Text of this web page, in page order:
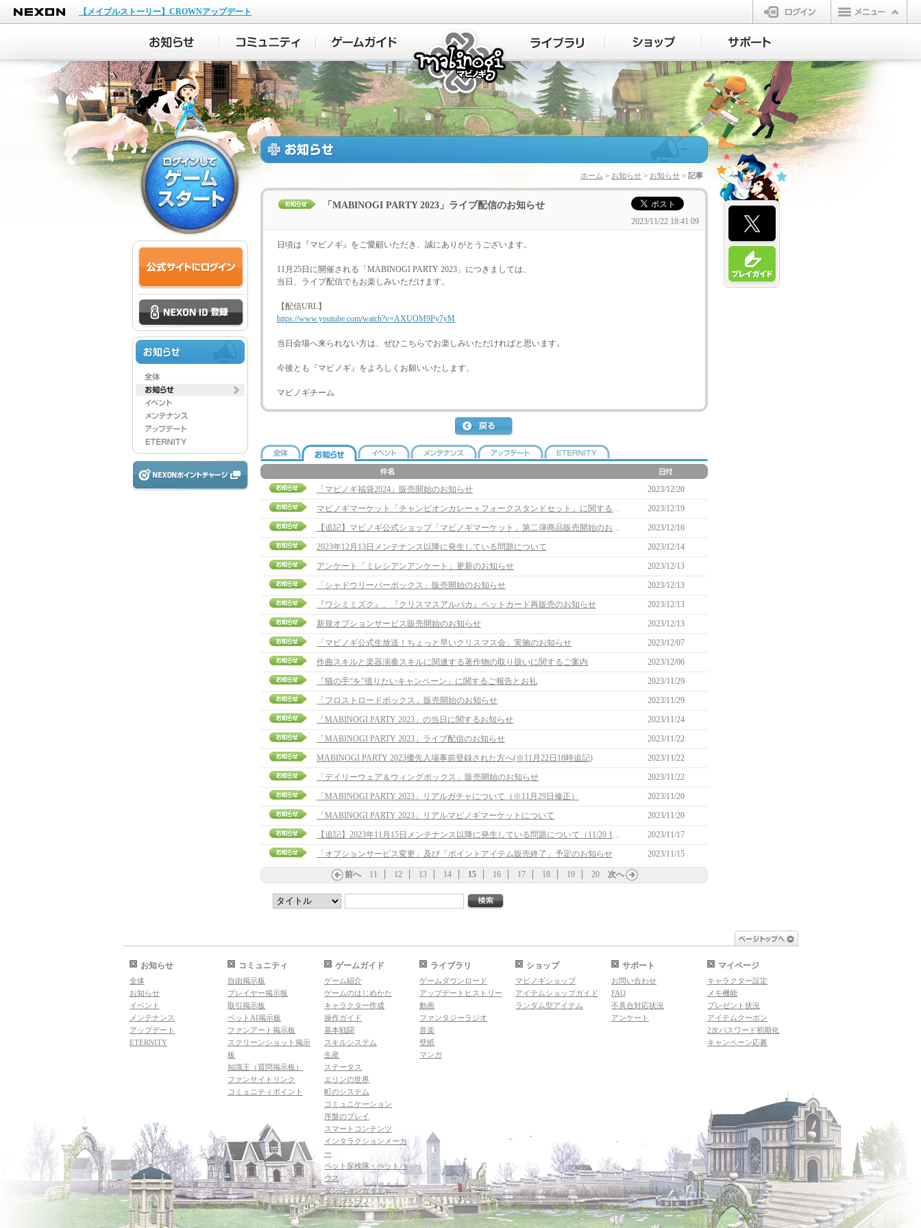
NEXON
【メイプルストーリー】CROWNアップデート
ログイン
マビノギ
ホーム > お知らせ > お知らせ > 記事
「MABINOGI PARTY 2023」ライブ配信のお知らせ
2023/11/22 18:41:09
日頃は『マビノギ』をご愛顧いただき、誠にありがとうございます。
11月25日に開催される「MABINOGI PARTY 2023」につきましては、
当日、ライブ配信でもお楽しみいただけます。
【配信URL】
https://www.youtube.com/watch?v=AXUOM9Py7yM
当日会場へ来られない方は、ぜひこちらでお楽しみいただければと思います。
今後とも『マビノギ』をよろしくお願いいたします。
マビノギチーム
「マビノギ福袋2024」販売開始のお知らせ
2023/12/20
マビノギマーケット「チャンピオンカレー＋フォークスタンドセット」に関するお詫びと再販売実施のお知らせ
2023/12/19
【追記】マビノギ公式ショップ「マビノギマーケット」第二弾商品販売開始のお知らせ(12/18 21:45追記)
2023/12/16
2023年12月13日メンテナンス以降に発生している問題について
2023/12/14
アンケート「ミレシアンアンケート」更新のお知らせ
2023/12/13
「シャドウリーパーボックス」販売開始のお知らせ
2023/12/13
『ワシミミズク』、『クリスマスアルパカ』ペットカード再販売のお知らせ
2023/12/13
新規オプションサービス販売開始のお知らせ
2023/12/13
「マビノギ公式生放送！ちょっと早いクリスマス会」実施のお知らせ
2023/12/07
作曲スキルと楽器演奏スキルに関連する著作物の取り扱いに関するご案内
2023/12/06
「猫の手“を”借りたいキャンペーン」に関するご報告とお礼
2023/11/29
「フロストロードボックス」販売開始のお知らせ
2023/11/29
「MABINOGI PARTY 2023」の当日に関するお知らせ
2023/11/24
「MABINOGI PARTY 2023」ライブ配信のお知らせ
2023/11/22
MABINOGI PARTY 2023優先入場事前登録された方へ(※11月22日18時追記)
2023/11/22
「デイリーウェア＆ウィングボックス」販売開始のお知らせ
2023/11/22
「MABINOGI PARTY 2023」リアルガチャについて（※11月29日修正）
2023/11/20
「MABINOGI PARTY 2023」リアルマビノギマーケットについて
2023/11/20
【追記】2023年11月15日メンテナンス以降に発生している問題について（11/20 19:05追記）
2023/11/17
「オプションサービス変更」及び「ポイントアイテム販売終了」予定のお知らせ
2023/11/15
前へ 11 12 13 14 15 16 17 18 19 20 次へ
お知らせ
全体
お知らせ
イベント
メンテナンス
アップデート
ETERNITY
コミュニティ
自由掲示板
プレイヤー掲示板
取引掲示板
ペットAI掲示板
ファンアート掲示板
スクリーンショット掲示
板
知識王（質問掲示板）
ファンサイトリンク
コミュニティポイント
ゲームガイド
ゲーム紹介
ゲームのはじめかた
キャラクター作成
操作ガイド
基本戦闘
スキルシステム
生産
ステータス
エリンの世界
町のシステム
コミュニケーション
序盤のプレイ
スマートコンテンツ
インタラクションメーカ
ー
ペット探検隊・ペットハ
ウス
ダンジョンガイド
マギグラフィ
ライブラリ
ゲームダウンロード
アップデートヒストリー
動画
ファンタジーラジオ
音楽
壁紙
マンガ
ショップ
マビノギショップ
アイテムショップガイド
ランダム型アイテム
サポート
お問い合わせ
FAQ
不具合対応状況
アンケート
マイページ
キャラクター設定
メモ機能
プレゼント状況
アイテムクーポン
2次パスワード初期化
キャンペーン応募